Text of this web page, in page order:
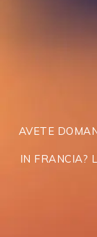
AVETE
IN FRANCIA?